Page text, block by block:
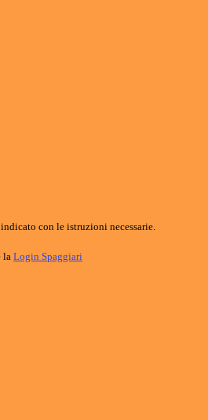
con le istruzioni necessarie.
la Login Spaggiari